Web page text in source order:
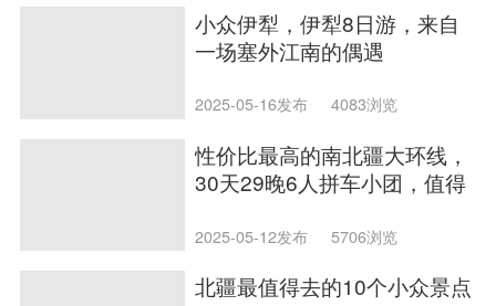
小众伊犁，伊犁8日游，来自
一场塞外江南的偶遇
2025-05-16发布 4083浏览
性价比最高的南北疆大环线，
30天29晚6人拼车小团，值得
2025-05-12发布 5706浏览
北疆最值得去的10个小众景点